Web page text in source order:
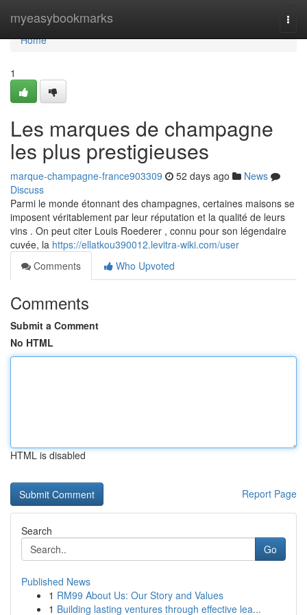
myeasybookmarks
Home
Home
1
Les marques de champagne
les plus prestigieuses
marque-champagne-france903309 52 days ago
News
Discuss
Parmi le monde étonnant des champagnes, certaines maisons se
imposent véritablement par leur réputation et la qualité de leurs
vins . On peut citer Louis Roederer , connu pour son légendaire
cuvée, la https://ellatkou390012.levitra-wiki.com/user
Comments
Who Upvoted
Comments
Submit a Comment
No HTML
HTML is disabled
Report Page
Search
Go
Published News
1 RM99 About Us: Our Story and Values
1 Building lasting ventures through effective lea...